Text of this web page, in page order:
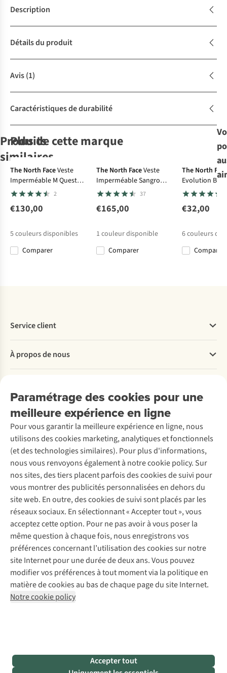
Description
Détails du produit
Avis(1)
Caractéristiques de durabilité
Produits
similaires
Patagonia
T-
Shirt P6 Logo
Responsibilitee
Sprayway
T-
Shirt Mirror Tee
Patagonia T-
Shirt M'S P-6
Logo T-Shirt
Patagonia
T-
Shirt P6 Logo
Responsibilitee
Plus de cette marque
Le choix A.S.Adventure
The North FaceVeste
Imperméable M Quest
Mono Jacket 2
€130,00
5couleurs disponibles
Comparer
The North FaceVeste
Imperméable Sangro
Jacket
37
€165,00
1 couleur disponible
Comparer
The North
Evolution Box
Regular Short
€32,00
6couleurs
Comparer
Paramétrage des cookies pour une
meilleure expérience en ligne
Pour vous garantir la meilleure expérience en ligne, nous
utilisons des cookies marketing, analytiques et fonctionnels
(et des technologies similaires). Pour plus d'informations,
nous vous renvoyons également à notre cookie policy. Sur
nos sites, des tiers placent parfois des cookies de suivi pour
vous montrer des publicités personnalisées en dehors du
site web. En outre, des cookies de suivi sont placés par les
réseaux sociaux. En sélectionnant « Accepter tout », vous
acceptez cette option. Pour ne pas avoir à vous poser la
même question à chaque fois, nous enregistrons vos
préférences concernant l’utilisation des cookies sur notre
site Internet pour une durée de deux ans. Vous pouvez
modifier vos préférences à tout moment via la politique en
matière de cookies au bas de chaque page du site Internet.
Notre cookie policy
Accepter tout
Service client
Commander
Payer
Retourner
Rétractation d'une commande
Entretien & réparations
Garantie
Contactez-nous
À propos de nous
Entreprise responsable
À propos d’Ayacucho
Nos magasins
À propos d’A.S.Adventure
Déclaration d'accessibilité
Location / Location sports d’hiver
Seconde-main
Entretien de ski
Service de lavage
Entretien de chaussures
Réparation de chaussures
Réparation de vêtements
Retouches
Pour les entreprises
Découvrez
A.S.Magazine
Explore Camp
Expertise & conseils
Abonnez-vous à la newsletter
Suivez-nous
Mentions légales
Politique de confidentialité
Conditions générales
Cookie Policy